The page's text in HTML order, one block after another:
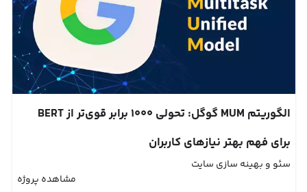
الگوریتم MUM گوگل: تحولی 1000 برابر قوی‌تر از BERT
برای فهم بهتر نیازهای کاربران
سئو و بهینه سازی سایت
مشاهده پروژه